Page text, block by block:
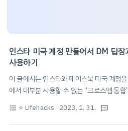
인스타 미국 계정 만들어서 DM 답장
사용하기
이 글에서는 인스타와 페이스북 미국 계정
에서 대부분 사용할 수 없는 “크로스앱 통
면 전체가 이모티콘으로 가득참), 사라지는
수 있는 방법을 소개합니다. 기존에 사용하
format_list_bulleted ⭐️ Lifehacks · 2023. 1. 31. textsms